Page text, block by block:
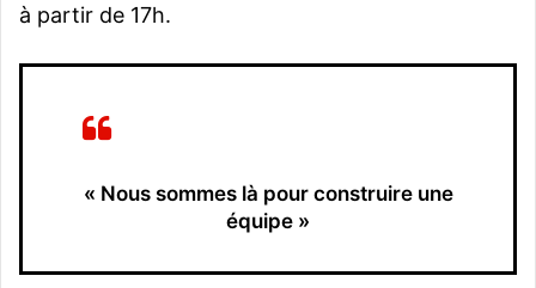
à partir de 17h.
« Nous sommes là pour construire une
équipe »